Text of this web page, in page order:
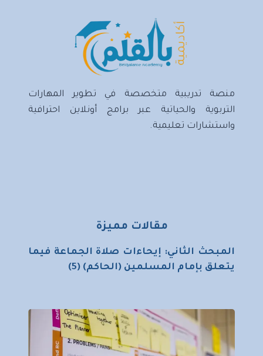
الأحلام
منصة تدريبية متخصصة في تطوير المهارات
التربوية والحياتية عبر برامج أونلاين احترافية
واستشارات تعليمية.
مقالات مميزة
المبحث الثاني: إيحاءات صلاة الجماعة فيما
يتعلق بإمام المسلمين (الحاكم) (5)